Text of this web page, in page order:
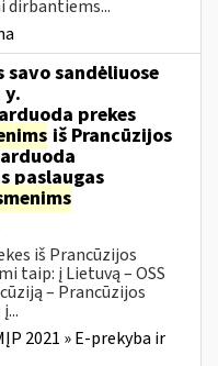
dirbantiems...
savo sandėliuose
prekes
iš Prancūzijos
paslaugas
iš Prancūzijos
taip: į Lietuvą – OSS
– Prancūzijos
2021 » E-prekyba ir